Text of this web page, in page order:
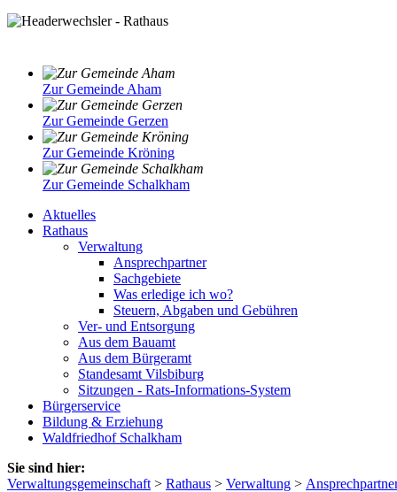
Zur Gemeinde Aham
Zur Gemeinde Gerzen
Zur Gemeinde Kröning
Zur Gemeinde Schalkham
Aktuelles
Rathaus
Verwaltung
Ansprechpartner
Sachgebiete
Was erledige ich wo?
Steuern, Abgaben und Gebühren
Ver- und Entsorgung
Aus dem Bauamt
Aus dem Bürgeramt
Standesamt Vilsbiburg
Sitzungen - Rats-Informations-System
Bürgerservice
Bildung & Erziehung
Waldfriedhof Schalkham
Sie sind hier:
Verwaltungsgemeinschaft > Rathaus > Verwaltung >